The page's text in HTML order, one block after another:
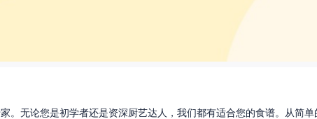
。无论您是初学者还是资深厨艺达人，我们都有适合您的食谱。从简